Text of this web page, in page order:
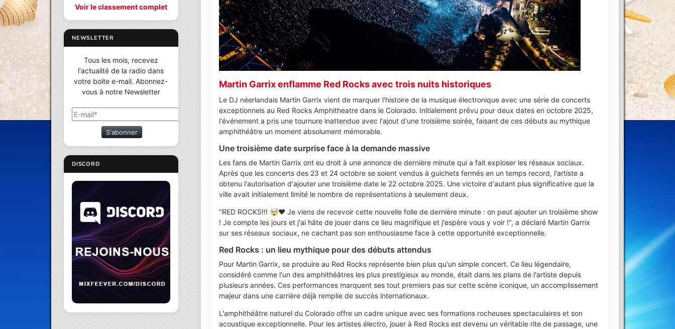
Voir le classement complet
NEWSLETTER
Tous les mois, recevez
l'actualité de la radio dans
votre boite e-mail. Abonnez-
vous à notre Newsletter
S'abonner
DISCORD
Martin Garrix enflamme Red Rocks avec trois nuits historiques
Le DJ néerlandais Martin Garrix vient de marquer l'histoire de la musique électronique avec une série de concerts
exceptionnels au Red Rocks Amphitheatre dans le Colorado. Initialement prévu pour deux dates en octobre 2025,
l'événement a pris une tournure inattendue avec l'ajout d'une troisième soirée, faisant de ces débuts au mythique
amphithéâtre un moment absolument mémorable.
Une troisième date surprise face à la demande massive
Les fans de Martin Garrix ont eu droit à une annonce de dernière minute qui a fait exploser les réseaux sociaux.
Après que les concerts des 23 et 24 octobre se soient vendus à guichets fermés en un temps record, l'artiste a
obtenu l'autorisation d'ajouter une troisième date le 22 octobre 2025. Une victoire d'autant plus significative que la
ville avait initialement limité le nombre de représentations à seulement deux.
"RED ROCKS!!! 🤯❤️ Je viens de recevoir cette nouvelle folle de dernière minute : on peut ajouter un troisième show
! Je compte les jours et j'ai hâte de jouer dans ce lieu magnifique et j'espère vous y voir !", a déclaré Martin Garrix
sur ses réseaux sociaux, ne cachant pas son enthousiasme face à cette opportunité exceptionnelle.
Red Rocks : un lieu mythique pour des débuts attendus
Pour Martin Garrix, se produire au Red Rocks représente bien plus qu'un simple concert. Ce lieu légendaire,
considéré comme l'un des amphithéâtres les plus prestigieux au monde, était dans les plans de l'artiste depuis
plusieurs années. Ces performances marquent ses tout premiers pas sur cette scène iconique, un accomplissement
majeur dans une carrière déjà remplie de succès internationaux.
L'amphithéâtre naturel du Colorado offre un cadre unique avec ses formations rocheuses spectaculaires et son
acoustique exceptionnelle. Pour les artistes électro, jouer à Red Rocks est devenu un véritable rite de passage, une